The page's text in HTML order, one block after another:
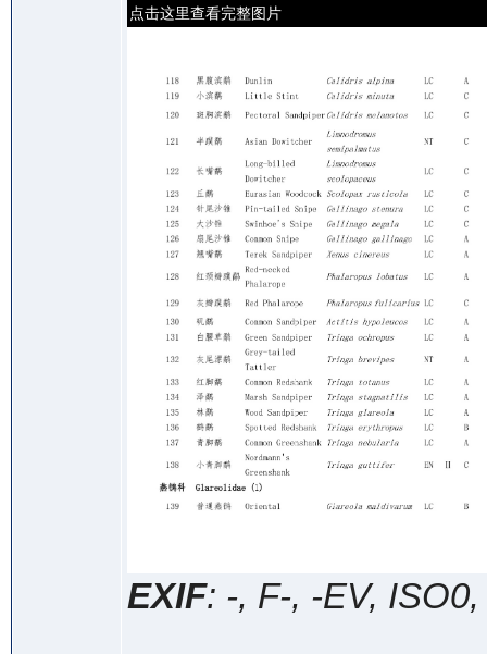
点击这里查看完整图片
EXIF: -, F-, -EV,